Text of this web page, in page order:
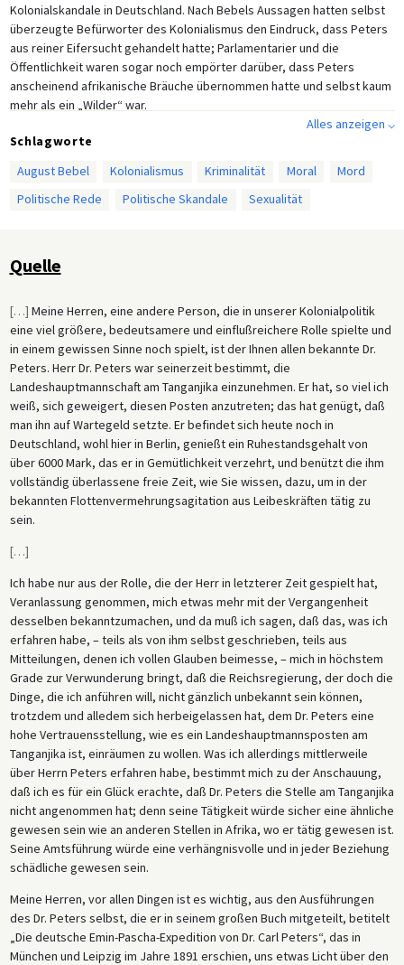
Kolonialskandale in Deutschland. Nach Bebels Aussagen hatten selbst
überzeugte Befürworter des Kolonialismus den Eindruck, dass Peters
aus reiner Eifersucht gehandelt hatte; Parlamentarier und die
Öffentlichkeit waren sogar noch empörter darüber, dass Peters
anscheinend afrikanische Bräuche übernommen hatte und selbst kaum
mehr als ein „Wilder“ war.
Alles anzeigen ⌵
Schlagworte
August Bebel
Kolonialismus Kriminalität Moral
Mord
Politische Rede
Politische Skandale Sexualität
Quelle
[…] Meine Herren, eine andere Person, die in unserer Kolonialpolitik
eine viel größere, bedeutsamere und einflußreichere Rolle spielte und
in einem gewissen Sinne noch spielt, ist der Ihnen allen bekannte Dr.
Peters. Herr Dr. Peters war seinerzeit bestimmt, die
Landeshauptmannschaft am Tanganjika einzunehmen. Er hat, so viel ich
weiß, sich geweigert, diesen Posten anzutreten; das hat genügt, daß
man ihn auf Wartegeld setzte. Er befindet sich heute noch in
Deutschland, wohl hier in Berlin, genießt ein Ruhestandsgehalt von
über 6000 Mark, das er in Gemütlichkeit verzehrt, und benützt die ihm
vollständig überlassene freie Zeit, wie Sie wissen, dazu, um in der
bekannten Flottenvermehrungsagitation aus Leibeskräften tätig zu
sein.
[…]
Ich habe nur aus der Rolle, die der Herr in letzterer Zeit gespielt hat,
Veranlassung genommen, mich etwas mehr mit der Vergangenheit
desselben bekanntzumachen, und da muß ich sagen, daß das, was ich
erfahren habe, – teils als von ihm selbst geschrieben, teils aus
Mitteilungen, denen ich vollen Glauben beimesse, – mich in höchstem
Grade zur Verwunderung bringt, daß die Reichsregierung, der doch die
Dinge, die ich anführen will, nicht gänzlich unbekannt sein können,
trotzdem und alledem sich herbeigelassen hat, dem Dr. Peters eine
hohe Vertrauensstellung, wie es ein Landeshauptmannsposten am
Tanganjika ist, einräumen zu wollen. Was ich allerdings mittlerweile
über Herrn Peters erfahren habe, bestimmt mich zu der Anschauung,
daß ich es für ein Glück erachte, daß Dr. Peters die Stelle am Tanganjika
nicht angenommen hat; denn seine Tätigkeit würde sicher eine ähnliche
gewesen sein wie an anderen Stellen in Afrika, wo er tätig gewesen ist.
Seine Amtsführung würde eine verhängnisvolle und in jeder Beziehung
schädliche gewesen sein.
Meine Herren, vor allen Dingen ist es wichtig, aus den Ausführungen
des Dr. Peters selbst, die er in seinem großen Buch mitgeteilt, betitelt
„Die deutsche Emin-Pascha-Expedition von Dr. Carl Peters“, das in
München und Leipzig im Jahre 1891 erschien, uns etwas Licht über den